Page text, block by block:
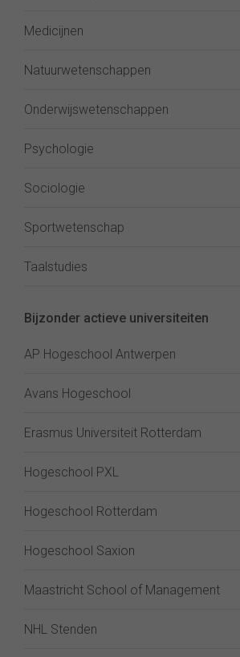
Medicijnen
Natuurwetenschappen
Onderwijswetenschappen
Psychologie
Sociologie
Sportwetenschap
Taalstudies
Bijzonder actieve universiteiten
AP Hogeschool Antwerpen
Avans Hogeschool
Erasmus Universiteit Rotterdam
Hogeschool PXL
Hogeschool Rotterdam
Hogeschool Saxion
Maastricht School of Management
NHL Stenden